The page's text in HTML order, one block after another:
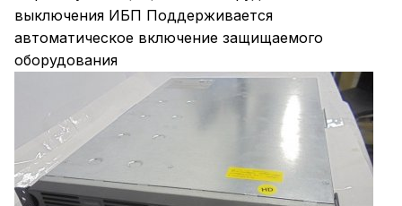
выключения ИБП Поддерживается
автоматическое включение защищаемого
оборудования